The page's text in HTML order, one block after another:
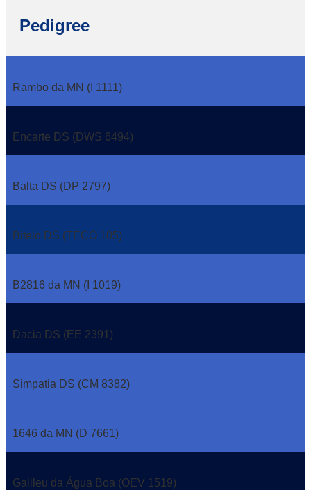
Pedigree
Rambo da MN (I 1111)
Encarte DS (DWS 6494)
Balta DS (DP 2797)
Bitelo DS (TECO 105)
B2816 da MN (I 1019)
Dacia DS (EE 2391)
Simpatia DS (CM 8382)
1646 da MN (D 7661)
Galileu da Água Boa (OEV 1519)